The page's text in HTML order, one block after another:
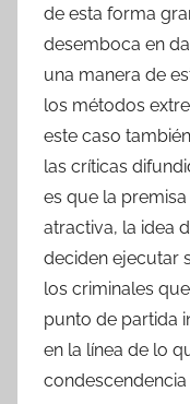
de esta forma
desemboca en
una manera de
los métodos
este caso
las críticas
es que la
atractiva, la idea
deciden ejecutar
los criminales
punto de partida
en la línea de lo